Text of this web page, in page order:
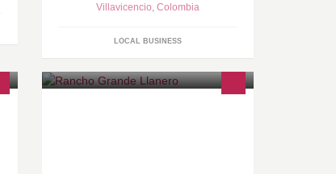
Villavicencio, Colombia
LOCAL BUSINESS